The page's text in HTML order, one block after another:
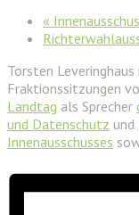
«
Torsten
Fraktionssitzungen
Landtag als Sprecher
und Datenschutz und
Innenausschusses